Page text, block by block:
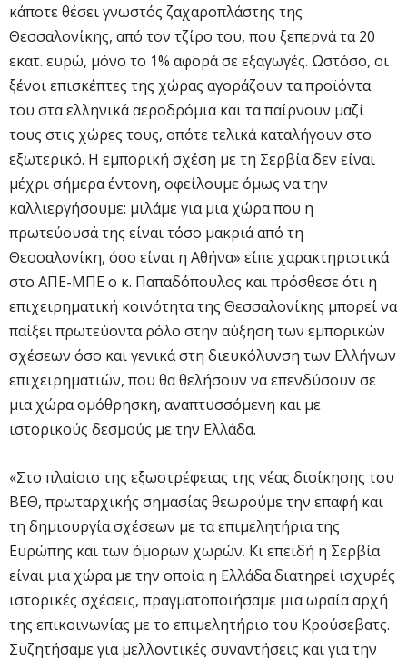
κάποτε θέσει γνωστός ζαχαροπλάστης της
Θεσσαλονίκης, από τον τζίρο του, που ξεπερνά τα 20
εκατ. ευρώ, μόνο το 1% αφορά σε εξαγωγές. Ωστόσο, οι
ξένοι επισκέπτες της χώρας αγοράζουν τα προϊόντα
του στα ελληνικά αεροδρόμια και τα παίρνουν μαζί
τους στις χώρες τους, οπότε τελικά καταλήγουν στο
εξωτερικό. Η εμπορική σχέση με τη Σερβία δεν είναι
μέχρι σήμερα έντονη, οφείλουμε όμως να την
καλλιεργήσουμε: μιλάμε για μια χώρα που η
πρωτεύουσά της είναι τόσο μακριά από τη
Θεσσαλονίκη, όσο είναι η Αθήνα» είπε χαρακτηριστικά
στο ΑΠΕ-ΜΠΕ ο κ. Παπαδόπουλος και πρόσθεσε ότι η
επιχειρηματική κοινότητα της Θεσσαλονίκης μπορεί να
παίξει πρωτεύοντα ρόλο στην αύξηση των εμπορικών
σχέσεων όσο και γενικά στη διευκόλυνση των Ελλήνων
επιχειρηματιών, που θα θελήσουν να επενδύσουν σε
μια χώρα ομόθρησκη, αναπτυσσόμενη και με
ιστορικούς δεσμούς με την Ελλάδα.
«Στο πλαίσιο της εξωστρέφειας της νέας διοίκησης του
ΒΕΘ, πρωταρχικής σημασίας θεωρούμε την επαφή και
τη δημιουργία σχέσεων με τα επιμελητήρια της
Ευρώπης και των όμορων χωρών. Κι επειδή η Σερβία
είναι μια χώρα με την οποία η Ελλάδα διατηρεί ισχυρές
ιστορικές σχέσεις, πραγματοποιήσαμε μια ωραία αρχή
της επικοινωνίας με το επιμελητήριο του Κρούσεβατς.
Συζητήσαμε για μελλοντικές συναντήσεις και για την